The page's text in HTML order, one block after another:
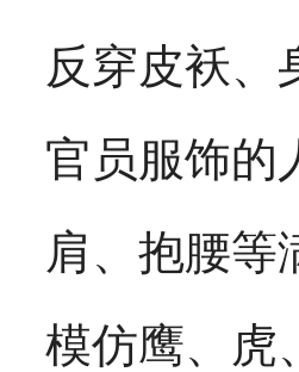
反穿皮袄、
官员服饰的
肩、抱腰等
模仿鹰、虎